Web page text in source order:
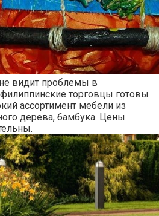
видит проблемы в
торговцы готовы
ассортимент мебели из
дерева, бамбука. Цены